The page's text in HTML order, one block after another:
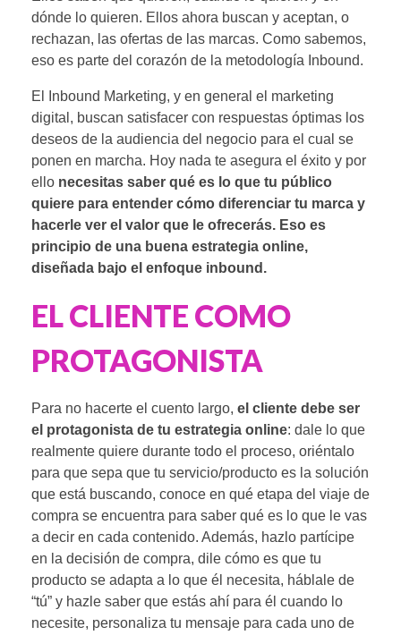
dónde lo quieren. Ellos ahora buscan y aceptan, o
rechazan, las ofertas de las marcas. Como sabemos,
eso es parte del corazón de la metodología Inbound.
El Inbound Marketing, y en general el marketing
digital, buscan satisfacer con respuestas óptimas los
deseos de la audiencia del negocio para el cual se
ponen en marcha. Hoy nada te asegura el éxito y por
ello necesitas saber qué es lo que tu público
quiere para entender cómo diferenciar tu marca y
hacerle ver el valor que le ofrecerás. Eso es
principio de una buena estrategia online,
diseñada bajo el enfoque inbound.
EL CLIENTE COMO
PROTAGONISTA
Para no hacerte el cuento largo, el cliente debe ser
el protagonista de tu estrategia online: dale lo que
realmente quiere durante todo el proceso, oriéntalo
para que sepa que tu servicio/producto es la solución
que está buscando, conoce en qué etapa del viaje de
compra se encuentra para saber qué es lo que le vas
a decir en cada contenido. Además, hazlo partícipe
en la decisión de compra, dile cómo es que tu
producto se adapta a lo que él necesita, háblale de
“tú” y hazle saber que estás ahí para él cuando lo
necesite, personaliza tu mensaje para cada uno de